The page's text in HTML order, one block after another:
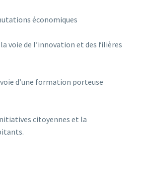
économiques
la voie de l’innovation et des filières
d’une formation porteuse
citoyennes et la